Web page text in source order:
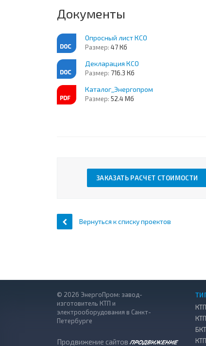
Документы
Опросный лист КСО
Размер: 47 Кб
Декларация КСО
Размер: 716.3 Кб
Каталог_Энергопром
Размер: 52.4 Мб
ЗАКАЗАТЬ РАСЧЕТ СТОИМОСТИ
Вернуться к списку проектов
© 2026 ЭнергоПром: завод-
изготовитель КТП и
электрооборудования в Санкт-
Петербурге
Продвижение сайтов